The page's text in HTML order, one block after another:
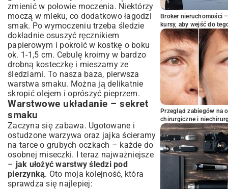
zmienić w połowie moczenia. Niektórzy
moczą w mleku, co dodatkowo łagodzi
smak. Po wymoczeniu trzeba śledzie
dokładnie osuszyć ręcznikiem
papierowym i pokroić w kostkę o boku
ok. 1-1,5 cm. Cebulę kroimy w bardzo
drobną kosteczkę i mieszamy ze
śledziami. To nasza baza, pierwsza
warstwa smaku. Można ją delikatnie
skropić olejem i oprószyć pieprzem.
Warstwowe układanie – sekret
smaku
Zaczyna się zabawa. Ugotowane i
ostudzone warzywa oraz jajka ścieramy
na tarce o grubych oczkach – każde do
osobnej miseczki. I teraz najważniejsze
– jak ułożyć warstwy śledzi pod
pierzynką. Oto moja kolejność, która
sprawdza się najlepiej:
Broker nieruchomości
kursy, aby wejść do
Przegląd zabiegów na
chirurgiczne i